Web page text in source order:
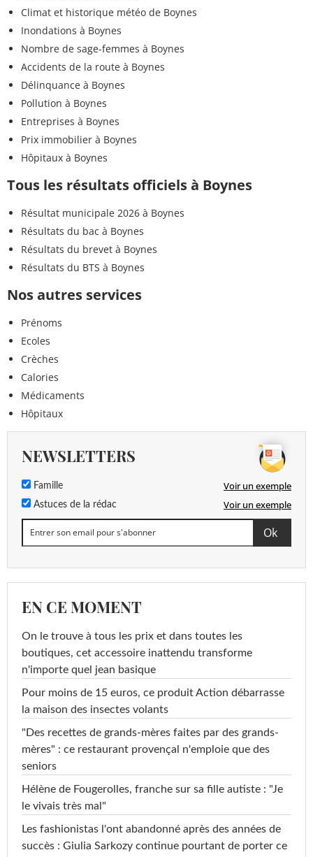
Climat et historique météo de Boynes
Inondations à Boynes
Nombre de sage-femmes à Boynes
Accidents de la route à Boynes
Délinquance à Boynes
Pollution à Boynes
Entreprises à Boynes
Prix immobilier à Boynes
Hôpitaux à Boynes
Tous les résultats officiels à Boynes
Résultat municipale 2026 à Boynes
Résultats du bac à Boynes
Résultats du brevet à Boynes
Résultats du BTS à Boynes
Nos autres services
Prénoms
Ecoles
Crèches
Calories
Médicaments
Hôpitaux
NEWSLETTERS
Famille Voir un exemple
Astuces de la rédac Voir un exemple
EN CE MOMENT
On le trouve à tous les prix et dans toutes les
boutiques, cet accessoire inattendu transforme
n'importe quel jean basique
Pour moins de 15 euros, ce produit Action débarrasse
la maison des insectes volants
"Des recettes de grands-mères faites par des grands-
mères" : ce restaurant provençal n'emploie que des
seniors
Hélène de Fougerolles, franche sur sa fille autiste : "Je
le vivais très mal"
Les fashionistas l'ont abandonné après des années de
succès : Giulia Sarkozy continue pourtant de porter ce